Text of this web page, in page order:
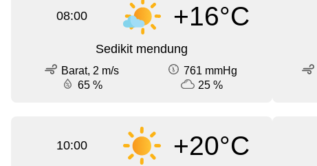
08:00 +16°C
Sedikit mendung
Barat, 2 m/s
761 mmHg
65 %
25 %
10:00 +20°C